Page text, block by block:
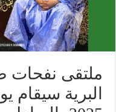
ملتقى نفحات